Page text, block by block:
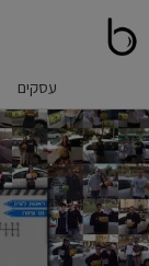
עסקים